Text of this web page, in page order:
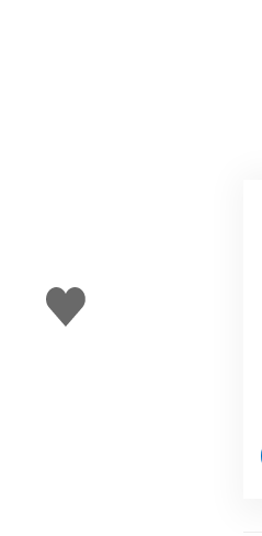
Me
gusta